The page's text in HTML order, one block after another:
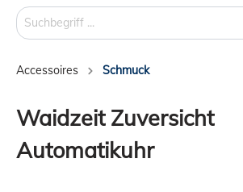
Accessoires Schmuck
Waidzeit Zuversicht
Automatikuhr